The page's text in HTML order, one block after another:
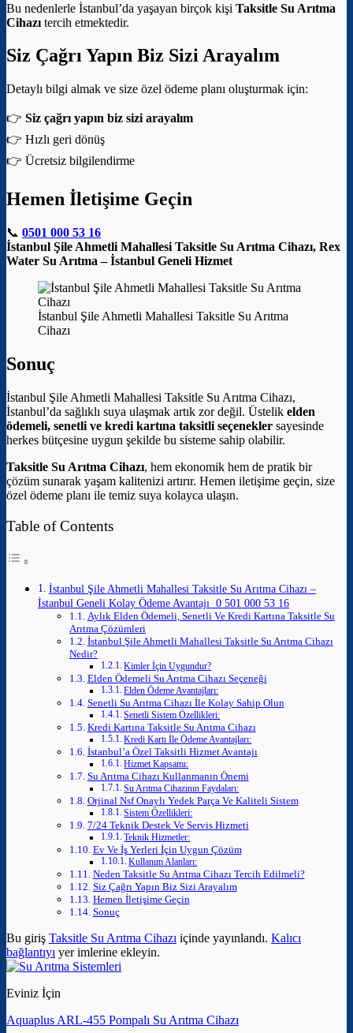
Bu nedenlerle İstanbul’da yaşayan birçok kişi Taksitle Su Arıtma
Cihazı tercih etmektedir.
Siz Çağrı Yapın Biz Sizi Arayalım
Detaylı bilgi almak ve size özel ödeme planı oluşturmak için:
👉 Siz çağrı yapın biz sizi arayalım
👉 Hızlı geri dönüş
👉 Ücretsiz bilgilendirme
Hemen İletişime Geçin
📞 0501 000 53 16
İstanbul Şile Ahmetli Mahallesi Taksitle Su Arıtma Cihazı, Rex
Water Su Arıtma – İstanbul Geneli Hizmet
İstanbul Şile Ahmetli Mahallesi Taksitle Su Arıtma
Cihazı
Sonuç
İstanbul Şile Ahmetli Mahallesi Taksitle Su Arıtma Cihazı,
İstanbul’da sağlıklı suya ulaşmak artık zor değil. Üstelik elden
ödemeli, senetli ve kredi kartına taksitli seçenekler sayesinde
herkes bütçesine uygun şekilde bu sisteme sahip olabilir.
Taksitle Su Arıtma Cihazı, hem ekonomik hem de pratik bir
çözüm sunarak yaşam kalitenizi artırır. Hemen iletişime geçin, size
özel ödeme planı ile temiz suya kolayca ulaşın.
Table of Contents
İstanbul Şile Ahmetli Mahallesi Taksitle Su Arıtma Cihazı –
İstanbul Geneli Kolay Ödeme Avantajı 0 501 000 53 16
Aylık Elden Ödemeli, Senetli Ve Kredi Kartına Taksitle Su
Arıtma Çözümleri
İstanbul Şile Ahmetli Mahallesi Taksitle Su Arıtma Cihazı
Nedir?
Kimler İçin Uygundur?
Elden Ödemeli Su Arıtma Cihazı Seçeneği
Elden Ödeme Avantajları:
Senetli Su Arıtma Cihazı İle Kolay Sahip Olun
Senetli Sistem Özellikleri:
Kredi Kartına Taksitle Su Arıtma Cihazı
Kredi Kartı İle Ödeme Avantajları:
İstanbul’a Özel Taksitli Hizmet Avantajı
Hizmet Kapsamı:
Su Arıtma Cihazı Kullanmanın Önemi
Su Arıtma Cihazının Faydaları:
Orjinal Nsf Onaylı Yedek Parça Ve Kaliteli Sistem
Sistem Özellikleri:
7/24 Teknik Destek Ve Servis Hizmeti
Teknik Hizmetler:
Ev Ve İş Yerleri İçin Uygun Çözüm
Kullanım Alanları:
Neden Taksitle Su Arıtma Cihazı Tercih Edilmeli?
Siz Çağrı Yapın Biz Sizi Arayalım
Hemen İletişime Geçin
Sonuç
Bu giriş Taksitle Su Arıtma Cihazı içinde yayınlandı. Kalıcı
bağlantıyı yer imlerine ekleyin.
Eviniz İçin
Aquaplus ARL-455 Pompalı Su Arıtma Cihazı